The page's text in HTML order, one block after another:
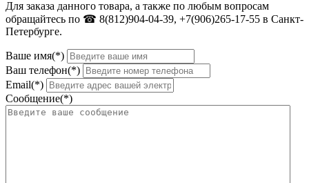
Для заказа данного товара, а также по любым вопросам
обращайтесь по ☎ 8(812)904-04-39, +7(906)265-17-55 в Санкт-
Петербурге.
Ваше имя(*)
Ваш телефон(*)
Email(*)
Сообщение(*)